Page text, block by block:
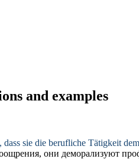
and examples
sie die berufliche Tätigkeit
они деморализуют